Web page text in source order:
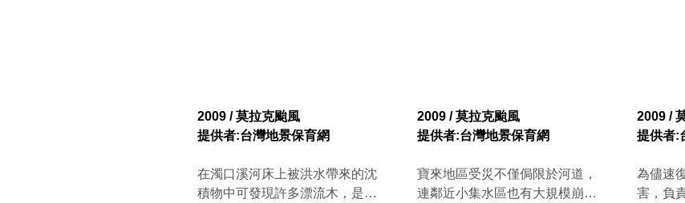
2009 / 莫拉克颱風
提供者:台灣地景保育網
在濁口溪河床上被洪水帶來的沈
積物中可發現許多漂流木，是颱
2009 / 莫拉克颱風
提供者:台灣地景保育網
寶來地區受災不僅侷限於河道，
連鄰近小集水區也有大規模崩塌
2009 /
提供者:
為儘速
害，負